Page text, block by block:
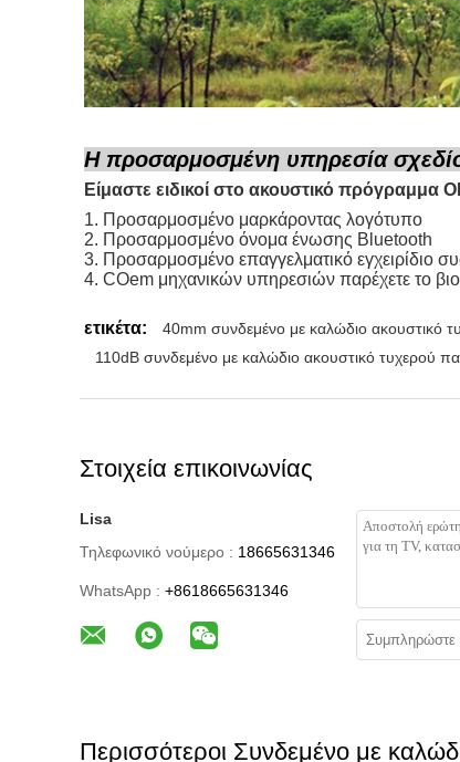
Η προσαρμοσμένη υπηρεσία
Είμαστε ειδικοί στο ακουστικό πρόγραμμα
1. Προσαρμοσμένο μαρκάροντας λογότυπο
2. Προσαρμοσμένο όνομα ένωσης Bluetooth
3. Προσαρμοσμένο επαγγελματικό εγχειρίδιο
4. COem μηχανικών υπηρεσιών παρέχετε το
ετικέτα: 40mm συνδεμένο με καλώδιο ακουστικό
110dB συνδεμένο με καλώδιο ακουστικό τυχερού
Στοιχεία επικοινωνίας
Lisa
Τηλεφωνικό νούμερο : 18665631346
WhatsApp : +8618665631346
Περισσότεροι Συνδεμένο με